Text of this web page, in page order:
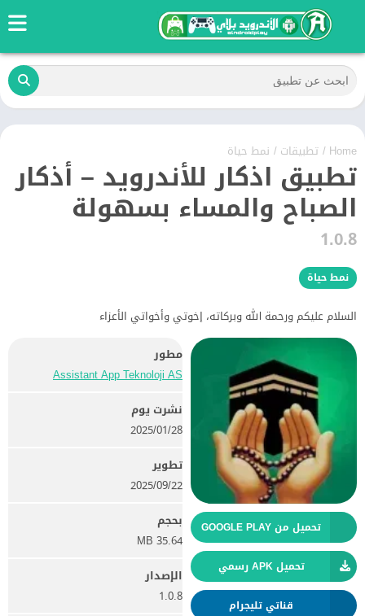
Home
/ تطبيقات / نمط حياة
تطبيق اذكار للأندرويد – أذكار
الصباح والمساء بسهولة
1.0.8
نمط حياة
السلام عليكم ورحمة الله وبركاته، إخوتي وأخواتي الأعزاء
تحميل من GOOGLE PLAY
تحميل APK رسمي
قناتي تليجرام
مطور
Assistant App Teknoloji AS
نشرت يوم
28‏/01‏/2025
تطوير
22‏/09‏/2025
بحجم
35.64 MB
الإصدار
1.0.8